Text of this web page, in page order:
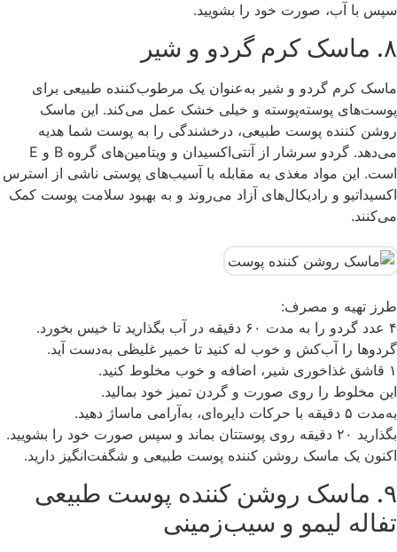
سپس با آب، صورت خود را بشویید.
۸. ماسک کرم گردو و شیر
ماسک کرم گردو و شیر به‌عنوان یک مرطوب‌کننده طبیعی برای
پوست‌های پوسته‌پوسته و خیلی خشک عمل می‌کند. این ماسک
روشن کننده پوست طبیعی، درخشندگی را به پوست شما هدیه
می‌دهد. گردو سرشار از آنتی‌اکسیدان و ویتامین‌های گروه B و E
است. این مواد مغذی به مقابله با آسیب‌های پوستی ناشی از استرس
اکسیداتیو و رادیکال‌های آزاد می‌روند و به بهبود سلامت پوست کمک
می‌کنند.
طرز تهیه و مصرف:
۴ عدد گردو را به مدت ۶۰ دقیقه در آب بگذارید تا خیس بخورد.
گردوها را آب‌کش و خوب له کنید تا خمیر غلیظی به‌دست آید.
۱ قاشق غذاخوری شیر، اضافه و خوب مخلوط کنید.
این مخلوط را روی صورت و گردن تمیز خود بمالید.
به‌مدت ۵ دقیقه با حرکات دایره‌ای، به‌آرامی ماساژ دهید.
بگذارید ۲۰ دقیقه روی پوستتان بماند و سپس صورت خود را بشویید.
اکنون یک ماسک روشن کننده پوست طبیعی و شگفت‌انگیز دارید.
۹. ماسک روشن کننده پوست طبیعی
تفاله لیمو و سیب‌زمینی